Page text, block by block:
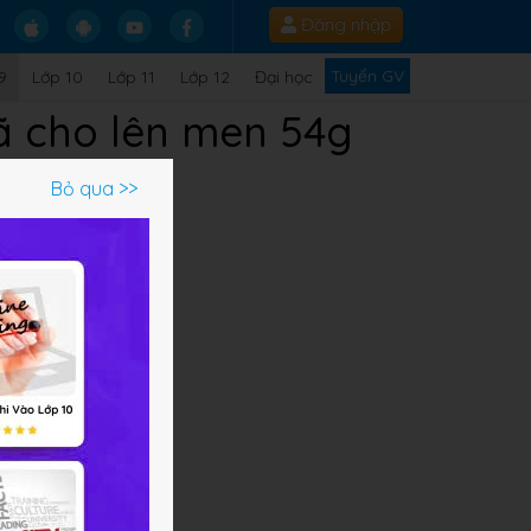
Đăng nhập
Lớp 10 Lớp 11 Lớp 12 Đại học Tuyển GV
cho lên men 54g
Bỏ qua >>